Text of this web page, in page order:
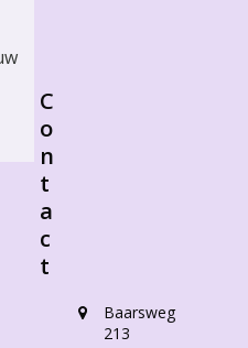
C
o
n
t
a
c
t
Baarsweg
213